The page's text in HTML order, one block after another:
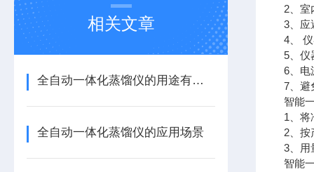
相关文章
全自动一体化蒸馏仪的用途有哪些
全自动一体化蒸馏仪的应用场景
2、室
3、应
4、
5、仪
6、电
7、避
智能
1、将
2、按
3、用
智能